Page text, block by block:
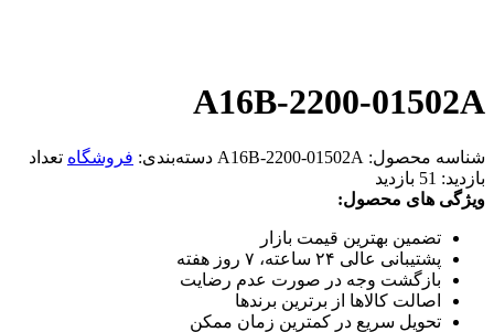
A16B-2200-01502A
شناسه محصول: A16B-2200-01502A دسته‌بندی: فروشگاه تعداد
بازدید: 51 بازدید
ویژگی های محصول:
تضمین بهترین قیمت بازار
پشتیبانی عالی ۲۴ ساعته، ۷ روز هفته
بازگشت وجه در صورت عدم رضایت
اصالت کالاها از برترین برندها
تحویل سریع در کمترین زمان ممکن